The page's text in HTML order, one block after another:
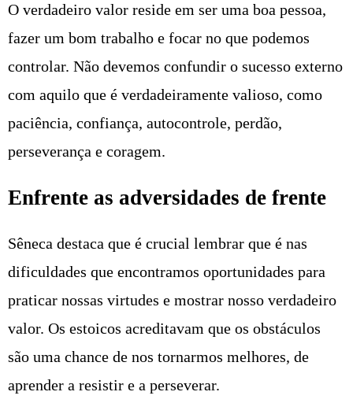
O verdadeiro valor reside em ser uma boa pessoa,
fazer um bom trabalho e focar no que podemos
controlar. Não devemos confundir o sucesso externo
com aquilo que é verdadeiramente valioso, como
paciência, confiança, autocontrole, perdão,
perseverança e coragem.
Enfrente as adversidades de frente
Sêneca destaca que é crucial lembrar que é nas
dificuldades que encontramos oportunidades para
praticar nossas virtudes e mostrar nosso verdadeiro
valor. Os estoicos acreditavam que os obstáculos
são uma chance de nos tornarmos melhores, de
aprender a resistir e a perseverar.